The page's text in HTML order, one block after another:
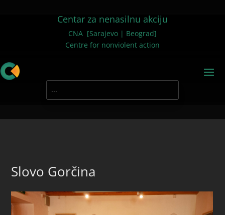
Centar za nenasilnu akciju
CNA [Sarajevo | Beograd]
Centre for nonviolent action
Slovo Gorčina